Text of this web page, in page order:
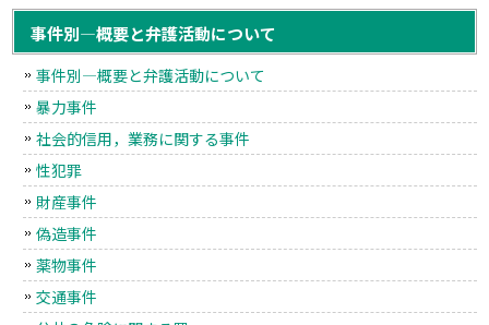
事件別―概要と弁護活動について
事件別―概要と弁護活動について
暴力事件
社会的信用，業務に関する事件
性犯罪
財産事件
偽造事件
薬物事件
交通事件